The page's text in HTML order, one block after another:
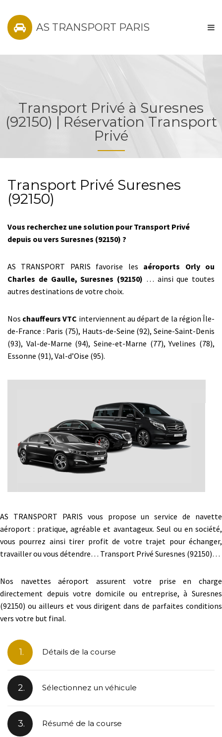
AS TRANSPORT PARIS
Transport Privé à Suresnes
(92150) | Réservation Transport
Privé
Transport Privé Suresnes
(92150)
Vous recherchez une solution pour Transport Privé
depuis ou vers Suresnes (92150) ?
AS TRANSPORT PARIS favorise les aéroports Orly ou
Charles de Gaulle, Suresnes (92150) … ainsi que toutes
autres destinations de votre choix.
Nos chauffeurs VTC interviennent au départ de la région Île-
de-France : Paris (75), Hauts-de-Seine (92), Seine-Saint-Denis
(93), Val-de-Marne (94), Seine-et-Marne (77), Yvelines (78),
Essonne (91), Val-d’Oise (95).
AS TRANSPORT PARIS vous propose un service de navette
aéroport : pratique, agréable et avantageux. Seul ou en société,
vous pourrez ainsi tirer profit de votre trajet pour échanger,
travailler ou vous détendre… Transport Privé Suresnes (92150)…
Nos navettes aéroport assurent votre prise en charge
directement depuis votre domicile ou entreprise, à Suresnes
(92150) ou ailleurs et vous dirigent dans de parfaites conditions
vers votre but final.
1. Détails de la course
2. Sélectionnez un véhicule
3. Résumé de la course